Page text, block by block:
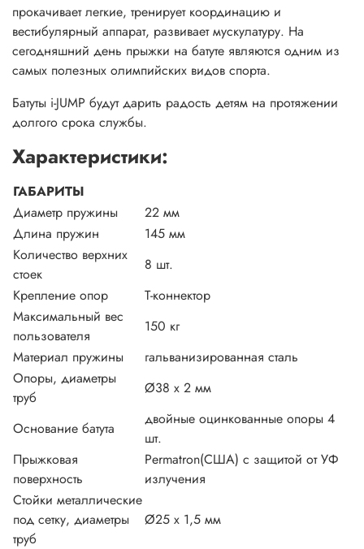
прокачивает легкие, тренирует координацию и
вестибулярный аппарат, развивает мускулатуру. На
сегодняшний день прыжки на батуте являются одним из
самых полезных олимпийских видов спорта.
Батуты i-JUMP будут дарить радость детям на протяжении
долгого срока службы.
Характеристики:
Диаметр пружины
22 мм
Длина пружин
145 мм
Количество верхних
стоек
8 шт.
Крепление опор
Т-коннектор
Максимальный вес
пользователя
150 кг
Материал пружины
гальванизированная сталь
Опоры, диаметры
труб
Ø38 х 2 мм
Основание батута
двойные оцинкованные опоры 4
шт.
Прыжковая
поверхность
Permatron(США) с защитой от УФ
излучения
Стойки металлические
под сетку, диаметры
труб
Ø25 х 1,5 мм
ГАБАРИТЫ